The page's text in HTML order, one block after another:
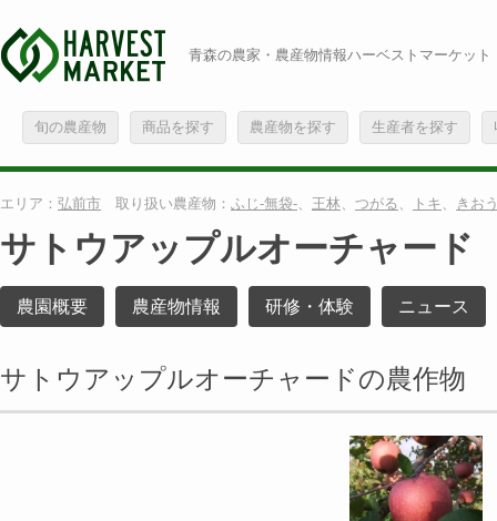
青森の農家・農産物情報ハーベストマーケット
旬の農産物 商品を探す 農産物を探す 生産者を探す
エリア： 弘前市 取り扱い農産物： ふじ-無袋-、 王林、 つがる、 トキ、 きお
サトウアップルオーチャード
農園概要 農産物情報 研修・体験 ニュース
サトウアップルオーチャードの農作物